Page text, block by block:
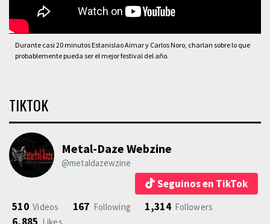
Durante casi 20 minutos Estanislao Aimar y Carlos Noro, charlan sobre lo que
probablemente pueda ser el mejor festival del año.
TIKTOK
Metal-Daze Webzine
@metaldazewzine
Seguinos en TikTok
510 Videos 167 Following 1,314 Followers
6,885 Likes